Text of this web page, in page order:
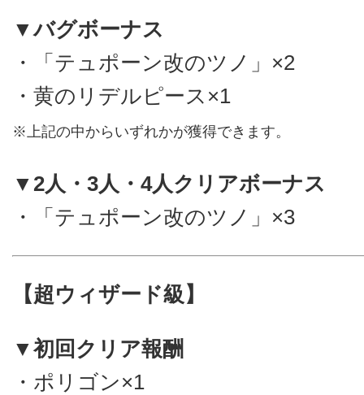
▼バグボーナス
・「テュポーン改のツノ」×2
・黄のリデルピース×1
※上記の中からいずれかが獲得できます。
▼2人・3人・4人クリアボーナス
・「テュポーン改のツノ」×3
【超ウィザード級】
▼初回クリア報酬
・ポリゴン×1